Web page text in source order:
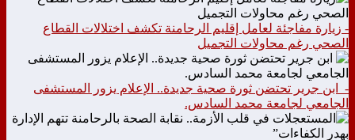
- زيارة مفاجئة لعامل إقليم الرحامنة تكشف اختلالات القطاع
الصحي رغم محاولات التجميل
- ابن جرير تحتضن ثورة صحية جديدة.. الإعلام يزور المستشفى
الجامعي لجامعة محمد السادس.